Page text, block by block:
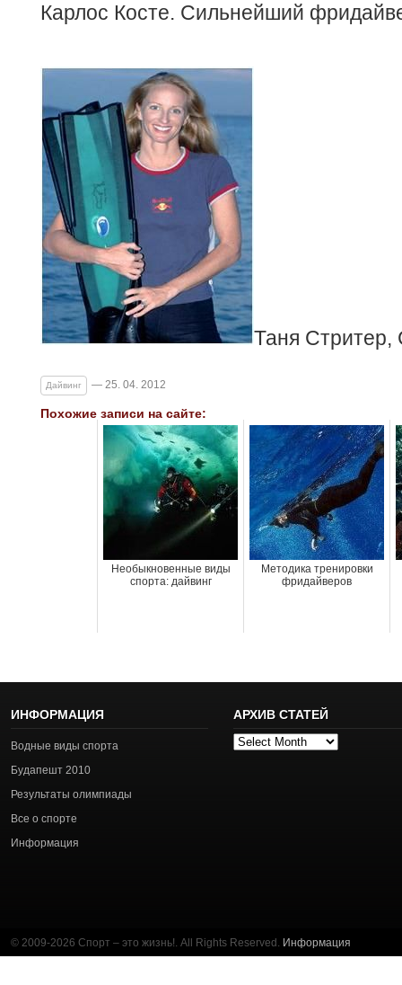
Карлос Косте. Сильнейший
Таня
Дайвинг — 25. 04. 2012
Похожие записи на сайте:
Необыкновенные виды
спорта: дайвинг
Методика тренировки
фридайверов
ИНФОРМАЦИЯ
Водные виды спорта
Будапешт 2010
Результаты олимпиады
Все о спорте
Информация
АРХИВ СТАТЕЙ
Архив
© 2009-2026 Спорт – это жизнь!. All Rights Reserved. Информация